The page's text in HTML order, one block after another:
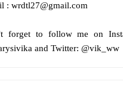
: wrdtl27@gmail.com
forget to follow me on
and Twitter: @vik_ww